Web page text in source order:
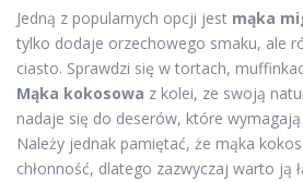
Jedną z popularnych opcji jest mąka
tylko dodaje orzechowego smaku, ale
ciasto. Sprawdzi się w tortach,
Mąka kokosowa z kolei, ze swoją
nadaje się do deserów, które
Należy jednak pamiętać, że mąka
chłonność, dlatego zazwyczaj warto ją